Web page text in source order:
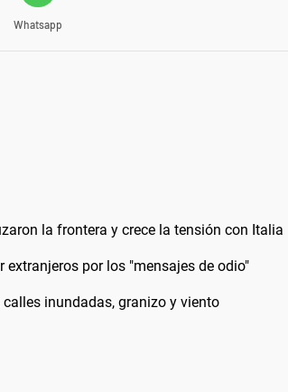
Whatsapp
la frontera y crece la tensión con Italia
extranjeros por los "mensajes de odio"
inundadas, granizo y viento